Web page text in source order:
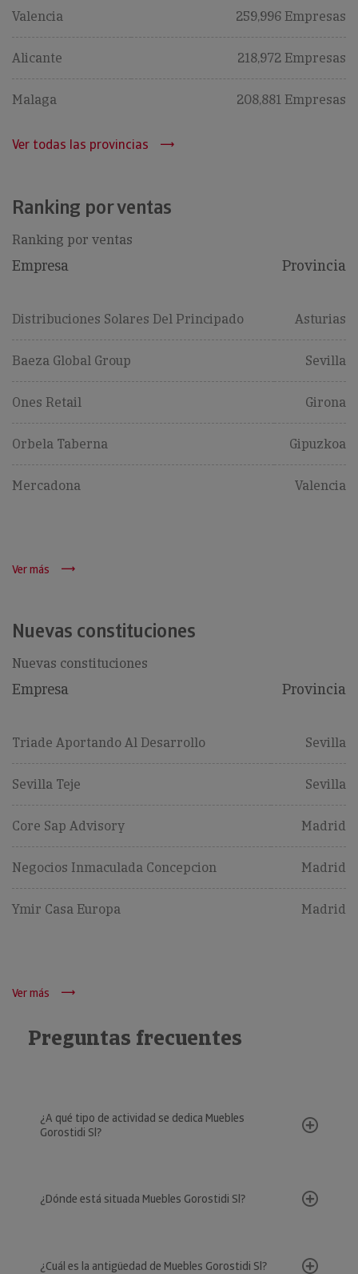
Valencia 259,996 Empresas
Alicante 218,972 Empresas
Malaga 208,881 Empresas
Ver todas las provincias
Ranking por ventas
Ranking por ventas
Empresa Provincia
Distribuciones Solares Del Principado Asturias
Baeza Global Group Sevilla
Ones Retail Girona
Orbela Taberna Gipuzkoa
Mercadona Valencia
Ver más
Nuevas constituciones
Nuevas constituciones
Empresa Provincia
Triade Aportando Al Desarrollo Sevilla
Sevilla Teje Sevilla
Core Sap Advisory Madrid
Negocios Inmaculada Concepcion Madrid
Ymir Casa Europa Madrid
Ver más
Preguntas frecuentes
¿A qué tipo de actividad se dedica Muebles
Gorostidi Sl?
¿Dónde está situada Muebles Gorostidi Sl?
¿Cuál es la antigüedad de Muebles Gorostidi Sl?